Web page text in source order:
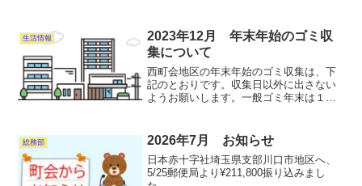
し、又吸い殻や他の物(スチ-ル缶、ペット
ボトル)は入れないで下...
生活情報
2023年12月 年末年始のゴミ収
集について
西町会地区の年末年始のゴミ収集は、下
記のとおりです。収集日以外に出さない
ようお願いします。一般ゴミ年末は１２
（月）の回収はありません。プラスチッ
クゴミ年末は１２月27日（水...
総務部 2026年7月 お知らせ
日本赤十字社埼玉県支部川口市地区へ、
5/25郵便局より¥211,800振り込みまし